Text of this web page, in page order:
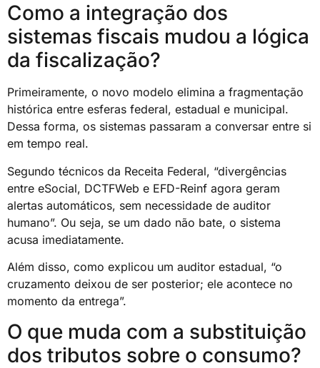
Como a integração dos
sistemas fiscais mudou a lógica
da fiscalização?
Primeiramente, o novo modelo elimina a fragmentação
histórica entre esferas federal, estadual e municipal.
Dessa forma, os sistemas passaram a conversar entre si
em tempo real.
Segundo técnicos da Receita Federal, “divergências
entre eSocial, DCTFWeb e EFD-Reinf agora geram
alertas automáticos, sem necessidade de auditor
humano”. Ou seja, se um dado não bate, o sistema
acusa imediatamente.
Além disso, como explicou um auditor estadual, “o
cruzamento deixou de ser posterior; ele acontece no
momento da entrega”.
O que muda com a substituição
dos tributos sobre o consumo?